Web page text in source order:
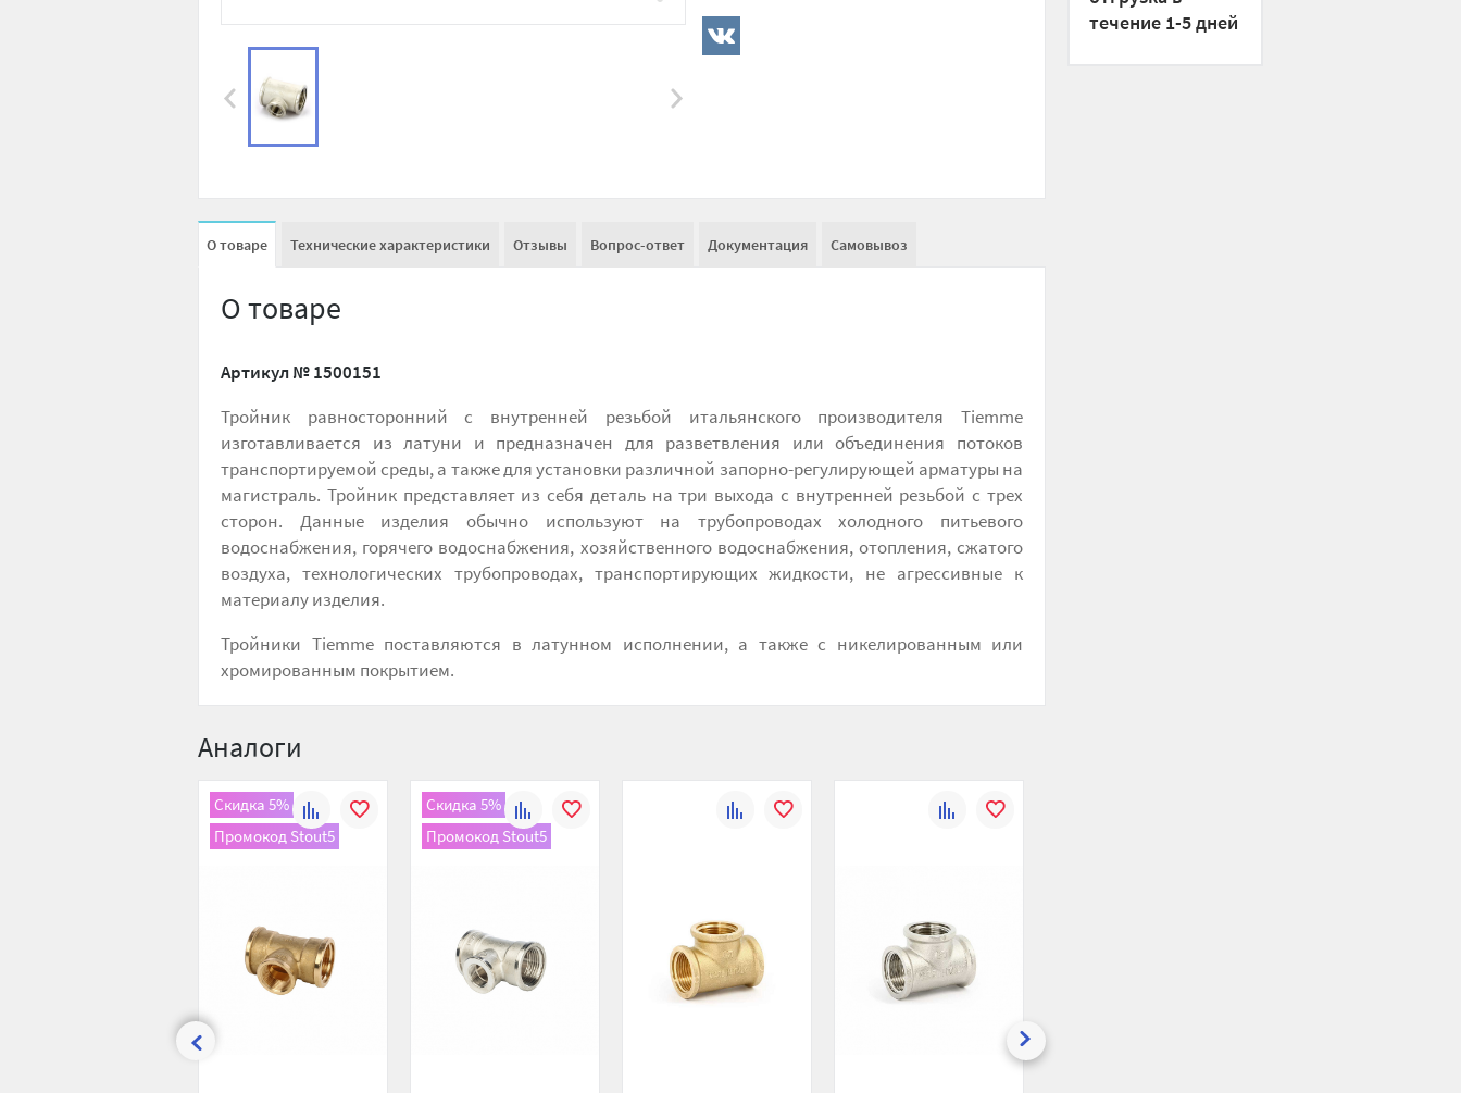
течение 1-5 дней
О товаре Технические характеристики Отзывы Вопрос-ответ Документация Самовывоз
О товаре
Артикул №1500151
Тройник равносторонний с внутренней резьбой итальянского производителя Tiemme
изготавливается из латуни и предназначен для разветвления или объединения потоков
транспортируемой среды, а также для установки различной запорно-регулирующей арматуры на
магистраль. Тройник представляет из себя деталь на три выхода с внутренней резьбой с трех
сторон. Данные изделия обычно используют на трубопроводах холодного питьевого
водоснабжения, горячего водоснабжения, хозяйственного водоснабжения, отопления, сжатого
воздуха, технологических трубопроводах, транспортирующих жидкости, не агрессивные к
материалу изделия.
Тройники Tiemme поставляются в латунном исполнении, а также с никелированным или
хромированным покрытием.
Аналоги
Скидка 5%
Промокод Stout5
К
сравнению
Скидка 5%
Промокод Stout5
К
сравнению